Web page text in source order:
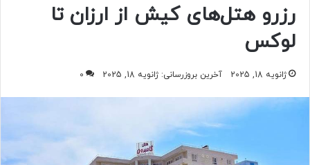
رزرو هتل‌های کیش از ارزان تا
لوکس
ژانویه 18, 2025 آخرین بروزرسانی: ژانویه 18, 2025 0